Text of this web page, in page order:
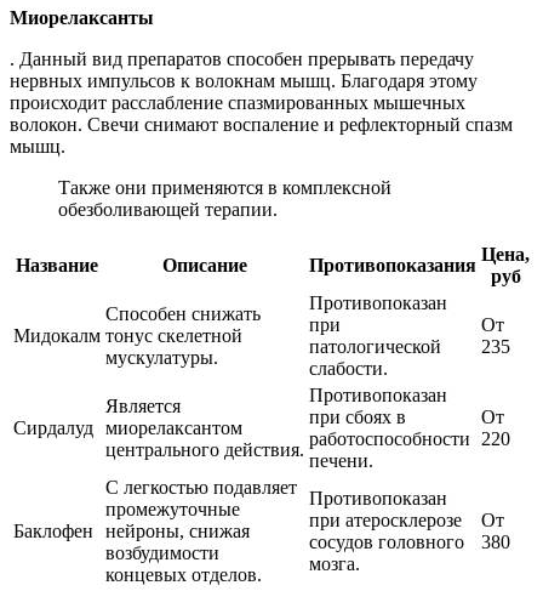
Миорелаксанты
. Данный вид препаратов способен прерывать передачу
нервных импульсов к волокнам мышц. Благодаря этому
происходит расслабление спазмированных мышечных
волокон. Свечи снимают воспаление и рефлекторный спазм
мышц.
Также они применяются в комплексной
обезболивающей терапии.
Название Описание Противопоказания
Цена,
руб
Мидокалм
Способен снижать
тонус скелетной
мускулатуры.
Противопоказан
при
патологической
слабости.
От
235
Сирдалуд
Является
миорелаксантом
центрального действия.
Противопоказан
при сбоях в
работоспособности
печени.
От
220
Баклофен
С легкостью подавляет
промежуточные
нейроны, снижая
возбудимости
концевых отделов.
Противопоказан
при атеросклерозе
сосудов головного
мозга.
От
380